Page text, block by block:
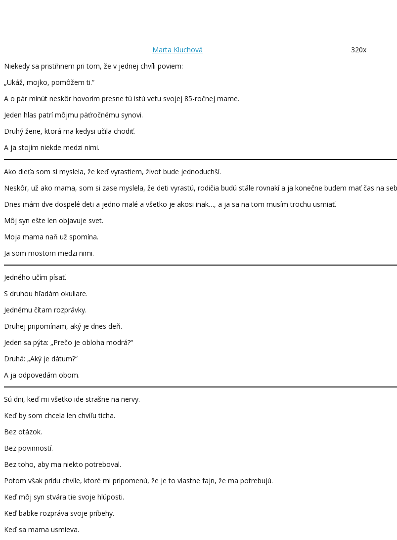
Marta Kluchová
320x
Niekedy sa pristihnem pri tom, že v jednej chvíli poviem:
„Ukáž, mojko, pomôžem ti.“
A o pár minút neskôr hovorím presne tú istú vetu svojej 85-ročnej mame.
Jeden hlas patrí môjmu päťročnému synovi.
Druhý žene, ktorá ma kedysi učila chodiť.
A ja stojím niekde medzi nimi.
Ako dieťa som si myslela, že keď vyrastiem, život bude jednoduchší.
Neskôr, už ako mama, som si zase myslela, že deti vyrastú, rodičia budú stále rovnakí a ja konečne budem mať čas na
Dnes mám dve dospelé deti a jedno malé a všetko je akosi inak…, a ja sa na tom musím trochu usmiať.
Môj syn ešte len objavuje svet.
Moja mama naň už spomína.
Ja som mostom medzi nimi.
Jedného učím písať.
S druhou hľadám okuliare.
Jednému čítam rozprávky.
Druhej pripomínam, aký je dnes deň.
Jeden sa pýta: „Prečo je obloha modrá?“
Druhá: „Aký je dátum?“
A ja odpovedám obom.
Sú dni, keď mi všetko ide strašne na nervy.
Keď by som chcela len chvíľu ticha.
Bez otázok.
Bez povinností.
Bez toho, aby ma niekto potreboval.
Potom však prídu chvíle, ktoré mi pripomenú, že je to vlastne fajn, že ma potrebujú.
Keď môj syn stvára tie svoje hlúposti.
Keď babke rozpráva svoje príbehy.
Keď sa mama usmieva.